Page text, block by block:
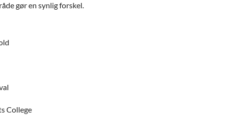
gør en synlig forskel.
College